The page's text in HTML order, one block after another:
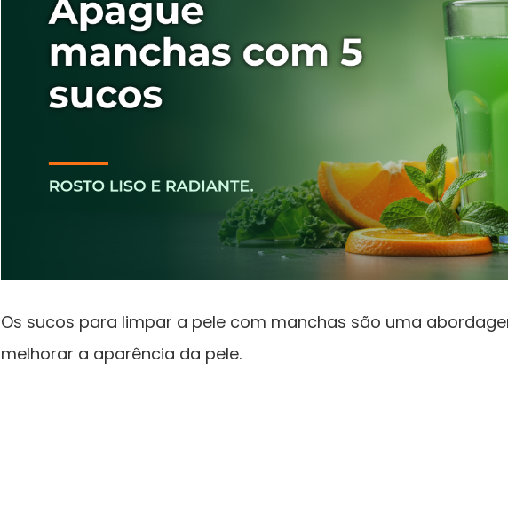
Os sucos para limpar a pele com manchas são uma
melhorar a aparência da pele.